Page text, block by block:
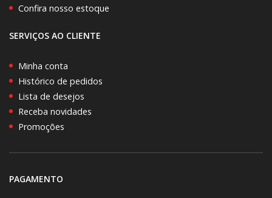
Confira nosso estoque
SERVIÇOS AO CLIENTE
Minha conta
Histórico de pedidos
Lista de desejos
Receba novidades
Promoções
PAGAMENTO